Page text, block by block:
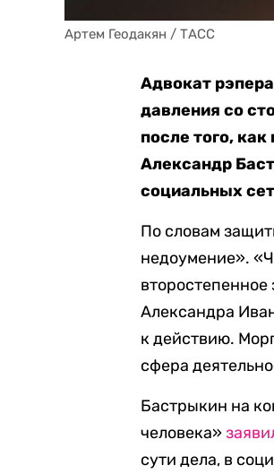
Артем Геодакян / ТАСС
Адвокат
давления со
после того,
Александр
социальных
По словам
недоумение».
Александра
к действию.
сфера
Бастрыкин на
человека»
сути дела, в